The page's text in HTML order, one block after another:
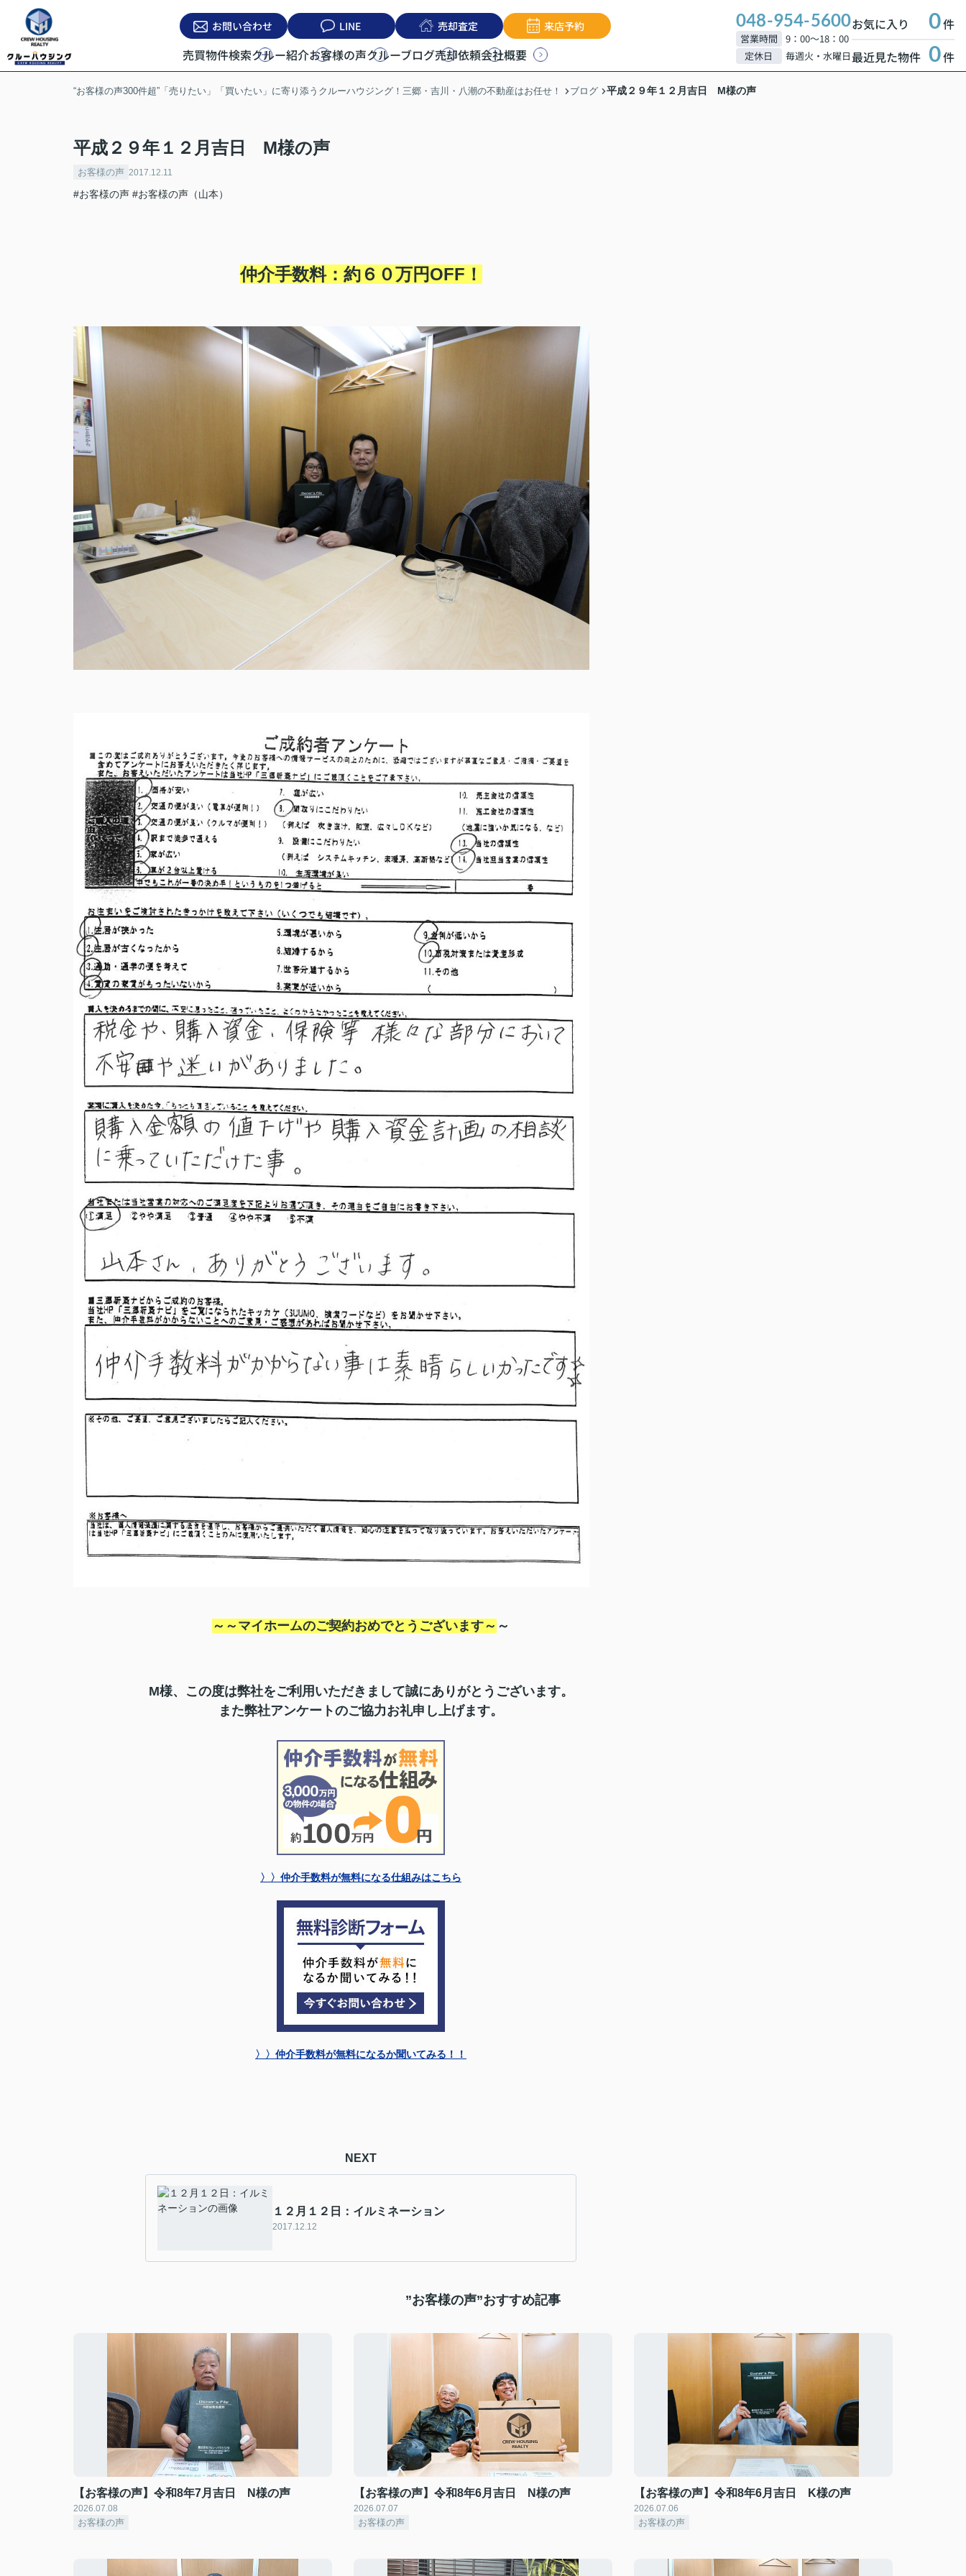
お問い合わせ LINE 売却査定 来店予約
売買物件検索クルー紹介お客様の声クルーブログ売却依頼会社概要
048-954-5600
営業時間
9：00～18：00
定休日
毎週火・水曜日
お気に入り 0件
最近見た物件 0件
“お客様の声300件超”「売りたい」「買いたい」に寄り添うクルーハウジング！三郷・吉川・八潮の不動産はお任せ！ ブログ 平成２９年１２月吉日 M様の声
平成２９年１２月吉日 M様の声
お客様の声 2017.12.11
#お客様の声 #お客様の声（山本）
仲介手数料：約６０万円OFF！
～～マイホームのご契約おめでとうございます～ ～
M様、この度は弊社をご利用いただきまして誠にありがとうございます。
また弊社アンケートのご協力お礼申し上げます。
〉〉仲介手数料が無料になる仕組みはこちら
〉〉仲介手数料が無料になるか聞いてみる！！
NEXT
１２月１２日：イルミネーション
2017.12.12
”お客様の声”おすすめ記事
【お客様の声】令和8年7月吉日 N様の声
2026.07.08
お客様の声
【お客様の声】令和8年6月吉日 N様の声
2026.07.07
お客様の声
【お客様の声】令和8年6月吉日 K様の声
2026.07.06
お客様の声